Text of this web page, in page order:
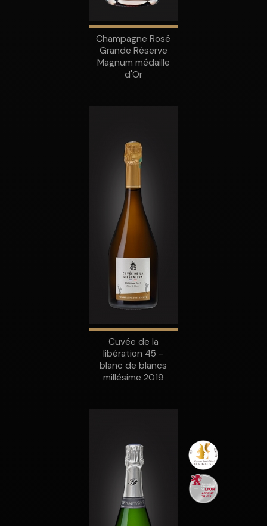
Champagne Rosé
Grande Réserve
Magnum médaille
d'Or
Cuvée de la
libération 45 -
blanc de blancs
millésime 2019